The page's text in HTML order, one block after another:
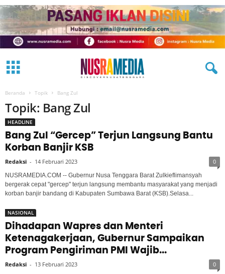
Beranda Topik Bang Zul
Topik: Bang Zul
HEADLINE
Bang Zul “Gercep” Terjun Langsung Bantu
Korban Banjir KSB
Redaksi - 14 Februari 2023 0
NUSRAMEDIA.COM -- Gubernur Nusa Tenggara Barat Zulkieflimansyah
bergerak cepat "gercep" terjun langsung membantu masyarakat yang menjadi
korban banjir bandang di Kabupaten Sumbawa Barat (KSB).Selasa...
NASIONAL
Dihadapan Wapres dan Menteri
Ketenagakerjaan, Gubernur Sampaikan
Program Pengiriman PMI Wajib...
Redaksi - 13 Februari 2023 0